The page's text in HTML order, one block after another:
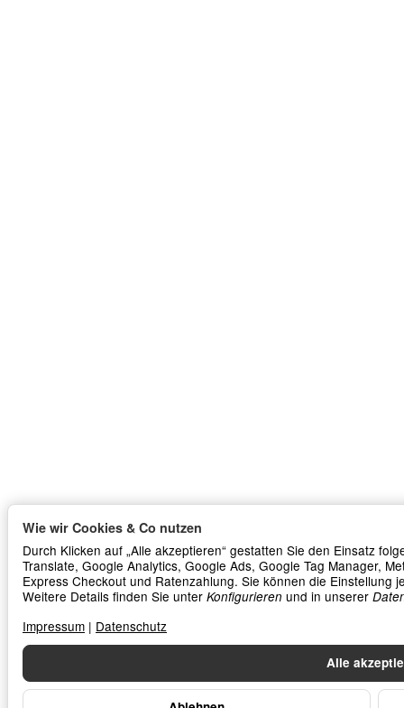
Alle
Wie wir Cookies & Co nutzen
Durch Klicken auf „Alle akzeptieren“ gestatten Sie den Einsatz
Translate, Google Analytics, Google Ads, Google Tag Manager,
Express Checkout und Ratenzahlung. Sie können die Einstellung
Weitere Details finden Sie unter Konfigurieren und in unserer
Impressum | Datenschutz